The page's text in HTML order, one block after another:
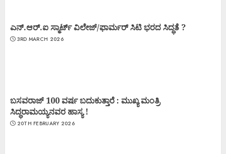
ಎನ್.ಆರ್.ಐ ಸ್ಮಾರ್ಟ್ ವಿಲೇಜ್/ಫಾರ್ಮರ್ ಸಿಟಿ ಭರದ ಸಿದ್ಧತೆ ?
3RD MARCH 2026
ಬಸವರಾಜ್ 100 ವರ್ಷ ಬದುಕುತ್ತಾರೆ : ಮುಖ್ಯ ಮಂತ್ರಿ
ಸಿದ್ಧರಾಮಯ್ಯನವರ ಹಾಸ್ಯ !
20TH FEBRUARY 2026